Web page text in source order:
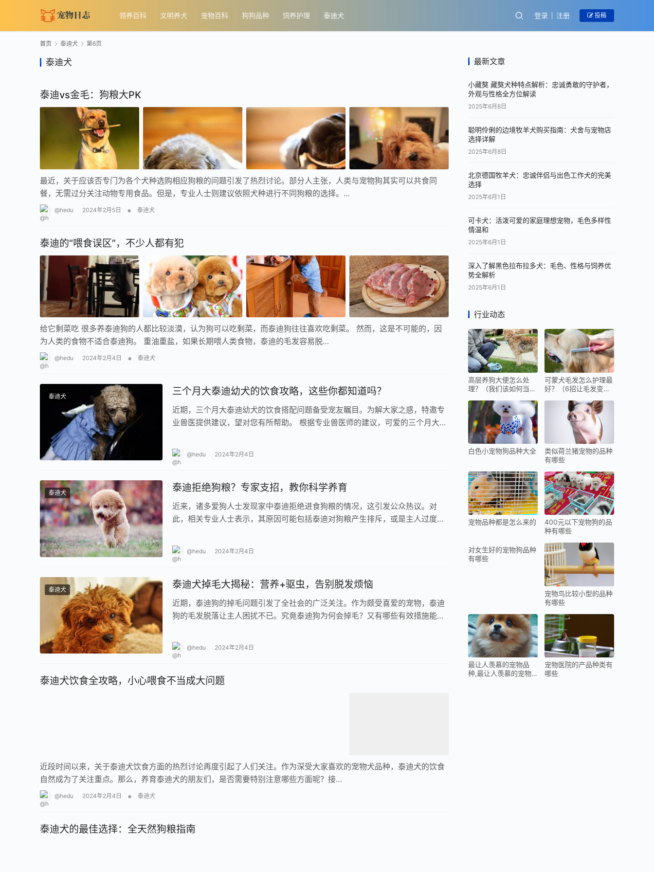
领养百科 文明养犬 宠物百科 狗狗品种 饲养护理 泰迪犬 登录 注册 投稿
首页 泰迪犬 第6页
泰迪犬
泰迪vs金毛：狗粮大PK
最近，关于应该否专门为各个犬种选购相应狗粮的问题引发了热烈讨论。部分人主张，人类与宠物狗其实可以共食同
餐，无需过分关注动物专用食品。但是，专业人士则建议依照犬种进行不同狗粮的选择。…
@hedu 2024年2月5日 • 泰迪犬
泰迪的“喂食误区”，不少人都有犯
给它剩菜吃 很多养泰迪狗的人都比较淡漠，认为狗可以吃剩菜，而泰迪狗往往喜欢吃剩菜。 然而，这是不可能的，因
为人类的食物不适合泰迪狗。 重油重盐，如果长期喂人类食物，泰迪的毛发容易脱…
@hedu 2024年2月4日 • 泰迪犬
泰迪犬 三个月大泰迪幼犬的饮食攻略，这些你都知道吗？
近期，三个月大泰迪幼犬的饮食搭配问题备受宠友瞩目。为解大家之惑，特邀专
业兽医提供建议，望对您有所帮助。 根据专业兽医师的建议，可爱的三个月大泰
@hedu 2024年2月4日
泰迪犬 泰迪拒绝狗粮？专家支招，教你科学养育
近来，诸多爱狗人士发现家中泰迪拒绝进食狗粮的情况，这引发公众热议。对
此，相关专业人士表示，其原因可能包括泰迪对狗粮产生排斥，或是主人过度投
@hedu 2024年2月4日
泰迪犬 泰迪犬掉毛大揭秘：营养+驱虫，告别脱发烦恼
近期，泰迪狗的掉毛问题引发了全社会的广泛关注。作为颇受喜爱的宠物，泰迪
狗的毛发脱落让主人困扰不已。究竟泰迪狗为何会掉毛？又有哪些有效措施能缓
@hedu 2024年2月4日
泰迪犬饮食全攻略，小心喂食不当成大问题
近段时间以来，关于泰迪犬饮食方面的热烈讨论再度引起了人们关注。作为深受大家喜欢的宠物犬品种，泰迪犬的饮食
自然成为了关注重点。那么，养育泰迪犬的朋友们，是否需要特别注意哪些方面呢？接…
@hedu 2024年2月4日 • 泰迪犬
泰迪犬的最佳选择：全天然狗粮指南
最新文章
小藏獒 藏獒犬种特点解析：忠诚勇敢的守护者，
外观与性格全方位解读
2025年6月8日
聪明伶俐的边境牧羊犬购买指南：犬舍与宠物店
选择详解
2025年6月8日
北京德国牧羊犬：忠诚伴侣与出色工作犬的完美
选择
2025年6月1日
可卡犬：活泼可爱的家庭理想宠物，毛色多样性
情温和
2025年6月1日
深入了解黑色拉布拉多犬：毛色、性格与饲养优
势全解析
2025年6月1日
行业动态
高层养狗大便怎么处
理？（我们该如何当好
可蒙犬毛发怎么护理最
好？（6招让毛发变的
白色小宠物狗品种大全
类似荷兰猪宠物的品种
有哪些
宠物品种都是怎么来的
400元以下宠物狗的品
种有哪些
对女生好的宠物狗品种
有哪些
宠物鸟比较小型的品种
有哪些
最让人羡慕的宠物品
种,最让人羡慕的宠物
宠物医院的产品种类有
哪些